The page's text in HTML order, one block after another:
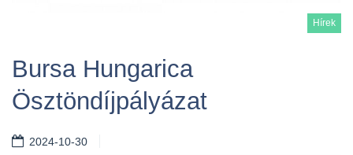
Hírek
Bursa Hungarica
Ösztöndíjpályázat
2024-10-30